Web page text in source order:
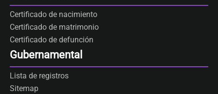
Certificado de nacimiento
Certificado de matrimonio
Certificado de defunción
Gubernamental
Lista de registros
Sitemap